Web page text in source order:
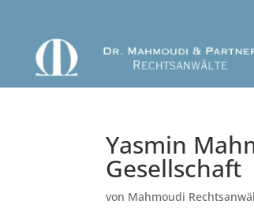
Yasmin
Gesellschaft
von Mahmoudi